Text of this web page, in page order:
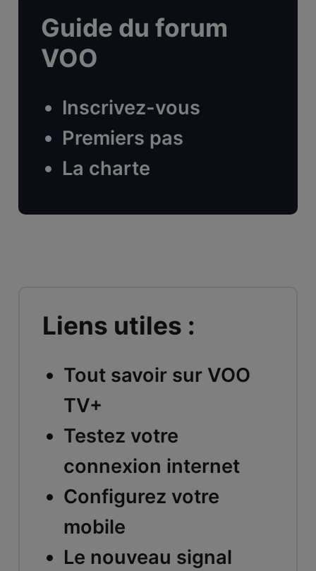
Guide du forum
VOO
Inscrivez-vous
Premiers pas
La charte
Liens utiles :
Tout savoir sur VOO
TV+
Testez votre
connexion internet
Configurez votre
mobile
Le nouveau signal